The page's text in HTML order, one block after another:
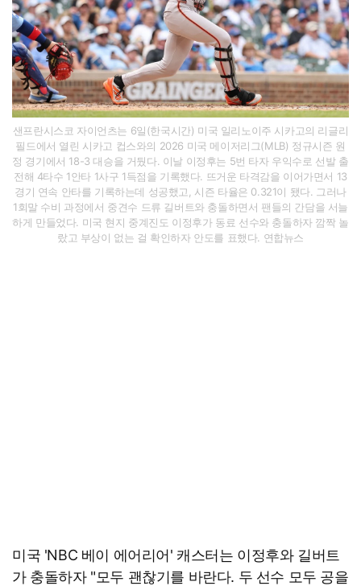
샌프란시스코 자이언츠는 6일(한국시간) 미국 일리노이주 시카고의 리글리
필드에서 열린 시카고 컵스와의 2026 미국 메이저리그(MLB) 정규시즌 원
정 경기에서 18-3 대승을 거뒀다. 이날 이정후는 5번 타자 우익수로 선발 출
전해 4타수 1안타 1사구 1득점을 기록했다. 뜨거운 타격감을 이어가면서 13
경기 연속 안타를 기록하는데 성공했고, 시즌 타율은 0.321이 됐다. 그러나
1회말 수비 과정에서 중견수 드류 길버트와 충돌하면서 팬들의 간담을 서늘
하게 만들었다. 미국 현지 중계진도 이정후가 동료 선수와 충돌하자 깜짝 놀
랐고 부상이 없는 걸 확인하자 안도를 표했다. 연합뉴스
미국 'NBC 베이 에어리어' 캐스터는 이정후와 길버트
가 충돌하자 "모두 괜찮기를 바란다. 두 선수 모두 공을